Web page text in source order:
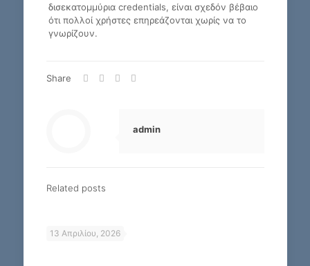
δισεκατομμύρια credentials, είναι σχεδόν βέβαιο
ότι πολλοί χρήστες επηρεάζονται χωρίς να το
γνωρίζουν.
Share
admin
Related posts
13 Απριλίου, 2026